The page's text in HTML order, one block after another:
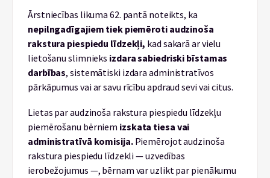
Ārstniecības likuma 62. pantā noteikts, ka
nepilngadīgajiem tiek piemēroti audzinoša
rakstura piespiedu līdzekļi, kad sakarā ar vielu
lietošanu slimnieks izdara sabiedriski bīstamas
darbības, sistemātiski izdara administratīvos
pārkāpumus vai ar savu rīcību apdraud sevi vai citus.
Lietas par audzinoša rakstura piespiedu līdzekļu
piemērošanu bērniem izskata tiesa vai
administratīvā komisija.Piemērojot audzinoša
rakstura piespiedu līdzekli — uzvedības
ierobežojumus —, bērnam var uzlikt par pienākumu